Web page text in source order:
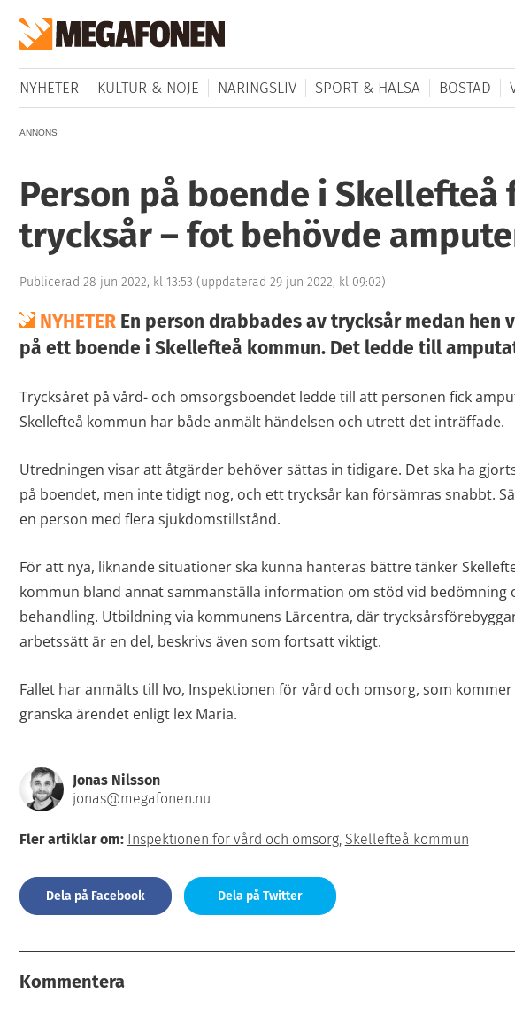
NYHETER KULTUR & NÖJE NÄRINGSLIV SPORT & HÄLSA BOSTAD
ANNONS
Person på boende i Skellefteå
trycksår – fot behövde
Publicerad 28 jun 2022, kl 13:53 (uppdaterad 29 jun 2022, kl 09:02)
NYHETEREn person drabbades av trycksår medan hen
på ett boende i Skellefteå kommun. Det ledde till
Trycksåret på vård- och omsorgsboendet ledde till att personen fick
Skellefteå kommun har både anmält händelsen och utrett det inträffade.
Utredningen visar att åtgärder behöver sättas in tidigare. Det ska ha
på boendet, men inte tidigt nog, och ett trycksår kan försämras snabbt.
en person med flera sjukdomstillstånd.
För att nya, liknande situationer ska kunna hanteras bättre tänker
kommun bland annat sammanställa information om stöd vid bedömning
behandling. Utbildning via kommunens Lärcentra, där
arbetssätt är en del, beskrivs även som fortsatt viktigt.
Fallet har anmälts till Ivo, Inspektionen för vård och omsorg, som
granska ärendet enligt lex Maria.
Jonas Nilsson
jonas@megafonen.nu
Fler artiklar om: Inspektionen för vård och omsorg, Skellefteå kommun
Dela på Facebook Dela på Twitter
Kommentera